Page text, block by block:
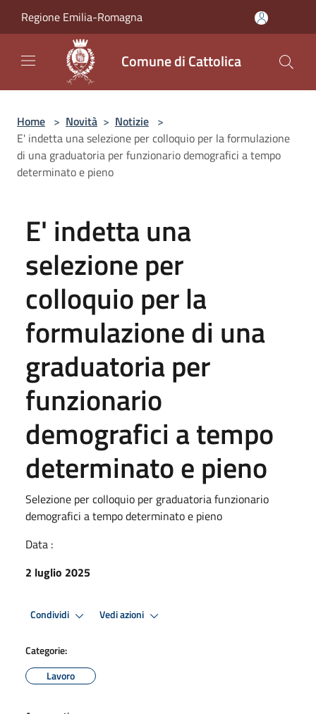
Regione Emilia-Romagna
Comune di Cattolica
Home > Novità > Notizie >
E' indetta una selezione per colloquio per la formulazione
di una graduatoria per funzionario demografici a tempo
determinato e pieno
E' indetta una
selezione per
colloquio per la
formulazione di una
graduatoria per
funzionario
demografici a tempo
determinato e pieno
Selezione per colloquio per graduatoria funzionario
demografici a tempo determinato e pieno
Data :
2 luglio 2025
Condividi Vedi azioni
Categorie:
Lavoro